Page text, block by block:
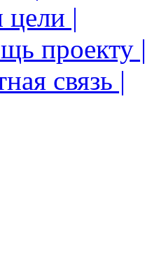
|
проекту |
связь |